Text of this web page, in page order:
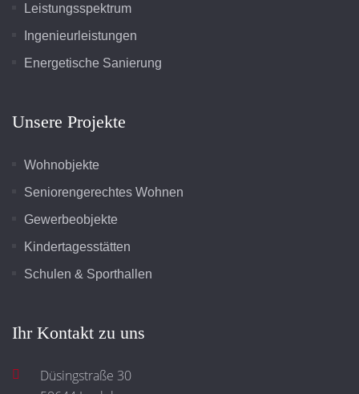
Leistungsspektrum
Ingenieurleistungen
Energetische Sanierung
Unsere Projekte
Wohnobjekte
Seniorengerechtes Wohnen
Gewerbeobjekte
Kindertagesstätten
Schulen & Sporthallen
Ihr Kontakt zu uns
Düsingstraße 30